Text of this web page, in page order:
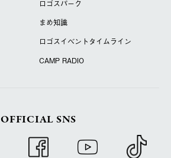
ロゴスパーク
まめ知識
ロゴスイベントタイムライン
CAMP RADIO
OFFICIAL SNS